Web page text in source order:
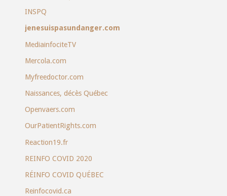
INSPQ
jenesuispasundanger.com
MediainfociteTV
Mercola.com
Myfreedoctor.com
Naissances, décès Québec
Openvaers.com
OurPatientRights.com
Reaction19.fr
REINFO COVID 2020
RÉINFO COVID QUÉBEC
Reinfocovid.ca